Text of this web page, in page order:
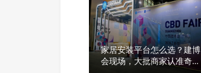
家居安装平台怎么选？建博
会现场，大批商家认准奇兵